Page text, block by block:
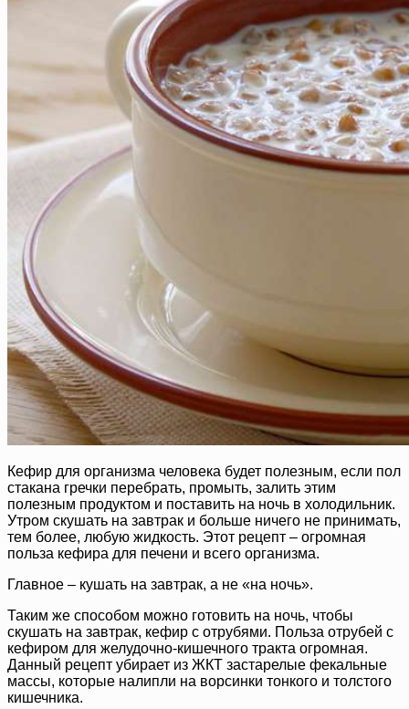
Кефир для организма человека будет полезным, если пол
стакана гречки перебрать, промыть, залить этим
полезным продуктом и поставить на ночь в холодильник.
Утром скушать на завтрак и больше ничего не принимать,
тем более, любую жидкость. Этот рецепт – огромная
польза кефира для печени и всего организма.
Главное – кушать на завтрак, а не «на ночь».
Таким же способом можно готовить на ночь, чтобы
скушать на завтрак, кефир с отрубями. Польза отрубей с
кефиром для желудочно-кишечного тракта огромная.
Данный рецепт убирает из ЖКТ застарелые фекальные
массы, которые налипли на ворсинки тонкого и толстого
кишечника.